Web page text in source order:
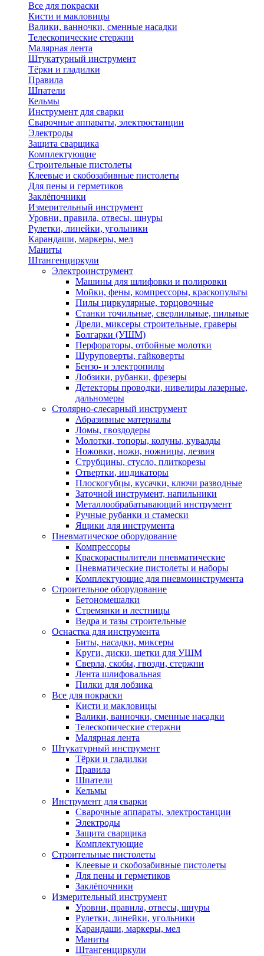
Все для покраски
Кисти и макловицы
Валики, ванночки, сменные насадки
Телескопические стержни
Малярная лента
Штукатурный инструмент
Тёрки и гладилки
Правила
Шпатели
Кельмы
Инструмент для сварки
Сварочные аппараты, электростанции
Электроды
Защита сварщика
Комплектующие
Строительные пистолеты
Клеевые и скобозабивные пистолеты
Для пены и герметиков
Заклёпочники
Измерительный инструмент
Уровни, правила, отвесы, шнуры
Рулетки, линейки, угольники
Карандаши, маркеры, мел
Маниты
Штангенциркули
Электроинструмент
Машины для шлифовки и полировки
Мойки, фены, компрессоры, краскопульты
Пилы циркулярные, торцовочные
Станки точильные, сверлильные, пильные
Дрели, миксеры строительные, граверы
Болгарки (УШМ)
Перфораторы, отбойные молотки
Шуруповерты, гайковерты
Бензо- и электропилы
Лобзики, рубанки, фрезеры
Детекторы проводки, нивелиры лазерные,
дальномеры
Столярно-слесарный инструмент
Абразивные материалы
Ломы, гвоздодеры
Молотки, топоры, колуны, кувалды
Ножовки, ножи, ножницы, лезвия
Струбцины, стусло, плиткорезы
Отвертки, индикаторы
Плоскогубцы, кусачки, ключи разводные
Заточной инструмент, напильники
Металлообрабатывающий инструмент
Ручные рубанки и стамески
Ящики для инструмента
Пневматическое оборудование
Компрессоры
Краскораспылители пневматические
Пневматические пистолеты и наборы
Комплектующие для пневмоинструмента
Строительное оборудование
Бетономешалки
Стремянки и лестницы
Ведра и тазы строительные
Оснастка для инструмента
Биты, насадки, миксеры
Круги, диски, щетки для УШМ
Сверла, скобы, гвозди, стержни
Лента шлифовальная
Пилки для лобзика
Все для покраски
Кисти и макловицы
Валики, ванночки, сменные насадки
Телескопические стержни
Малярная лента
Штукатурный инструмент
Тёрки и гладилки
Правила
Шпатели
Кельмы
Инструмент для сварки
Сварочные аппараты, электростанции
Электроды
Защита сварщика
Комплектующие
Строительные пистолеты
Клеевые и скобозабивные пистолеты
Для пены и герметиков
Заклёпочники
Измерительный инструмент
Уровни, правила, отвесы, шнуры
Рулетки, линейки, угольники
Карандаши, маркеры, мел
Маниты
Штангенциркули